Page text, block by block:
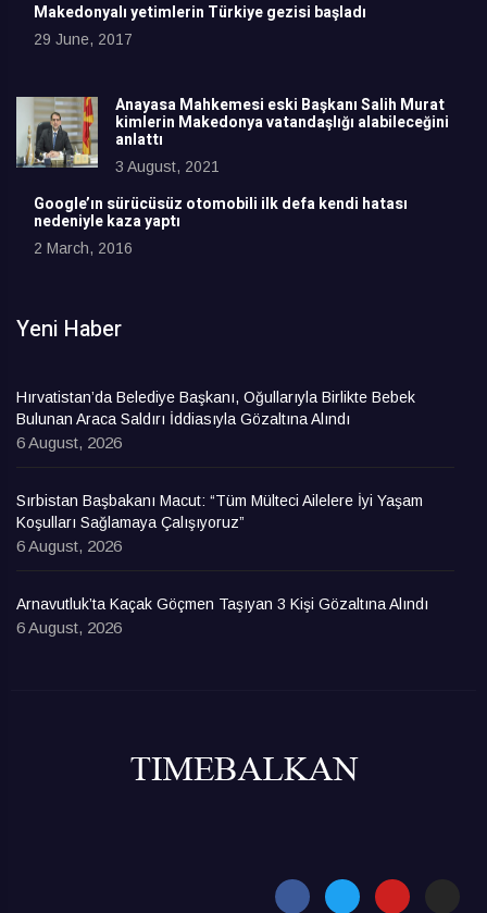
Makedonyalı yetimlerin Türkiye gezisi başladı
29 June, 2017
Anayasa Mahkemesi eski Başkanı Salih Murat
kimlerin Makedonya vatandaşlığı alabileceğini
anlattı
3 August, 2021
Google’ın sürücüsüz otomobili ilk defa kendi hatası
nedeniyle kaza yaptı
2 March, 2016
Yeni Haber
Hırvatistan’da Belediye Başkanı, Oğullarıyla Birlikte Bebek
Bulunan Araca Saldırı İddiasıyla Gözaltına Alındı
6 August, 2026
Sırbistan Başbakanı Macut: “Tüm Mülteci Ailelere İyi Yaşam
Koşulları Sağlamaya Çalışıyoruz”
6 August, 2026
Arnavutluk’ta Kaçak Göçmen Taşıyan 3 Kişi Gözaltına Alındı
6 August, 2026